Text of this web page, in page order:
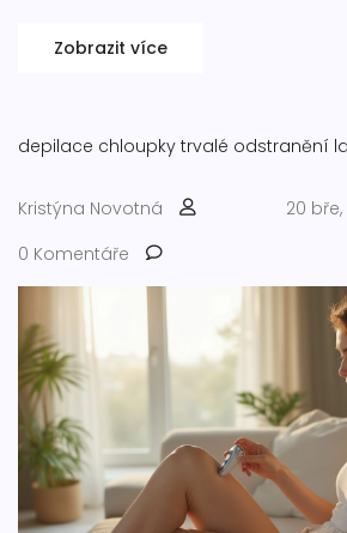
Zobrazit více
depilace chloupky trvalé odstranění
Kristýna Novotná
20 bře,
0 Komentáře